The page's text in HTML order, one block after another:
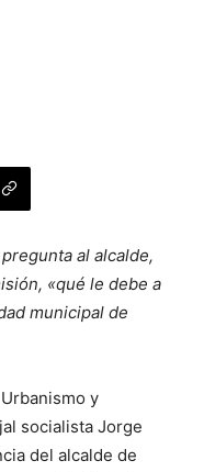
al alcalde,
«qué le debe a
municipal de
y
socialista Jorge
del alcalde de